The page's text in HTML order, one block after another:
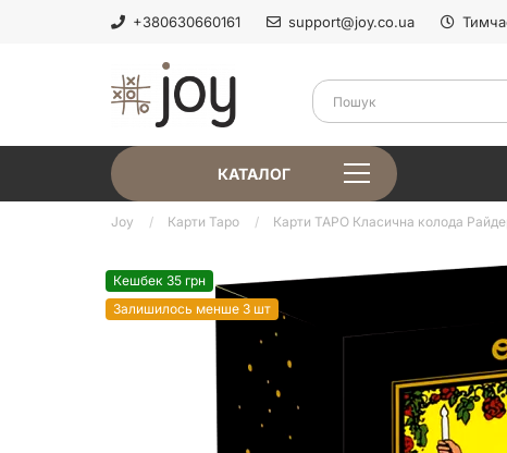
+380630660161 support@joy.co.ua
КАТАЛОГ
Joy Карти Таро Карти ТАРО Класична колода
Кешбек 35 грн
Залишилось менше 3 шт